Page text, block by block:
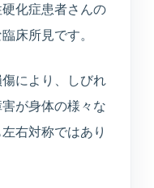
化症患者さんの
床所見です。
により、しびれ
が身体の様々な
右対称ではあり